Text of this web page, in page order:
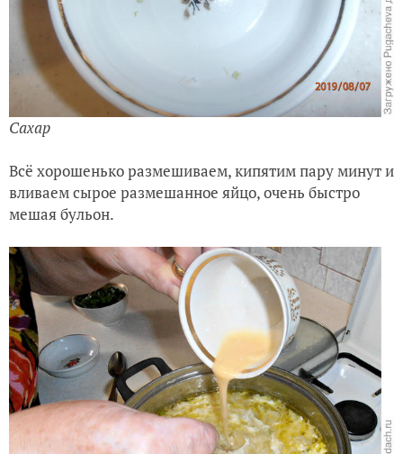
Сахар
Всё хорошенько размешиваем, кипятим пару минут и
вливаем сырое размешанное яйцо, очень быстро
мешая бульон.